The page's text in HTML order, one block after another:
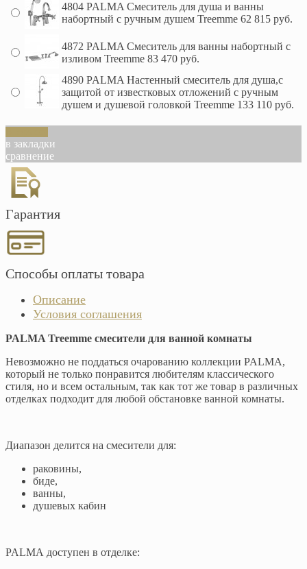
4804 PALMA Смеситель для душа и ванны
набортный с ручным душем Treemme 62 815 руб.
4872 PALMA Смеситель для ванны набортный с
изливом Treemme 83 470 руб.
4890 PALMA Настенный смеситель для душа,с
защитой от известковых отложений с ручным
душем и душевой головкой Treemme 133 110 руб.
в закладки
сравнение
Гарантия
Способы оплаты товара
Описание
Условия соглашения
PALMA Treemme смесители для ванной комнаты
Невозможно не поддаться очарованию коллекции PALMA,
который не только понравится любителям классического
стиля, но и всем остальным, так как тот же товар в различных
отделках подходит для любой обстановке ванной комнаты.
Диапазон делится на смесители для:
раковины,
биде,
ванны,
душевых кабин
PALMA доступен в отделке: